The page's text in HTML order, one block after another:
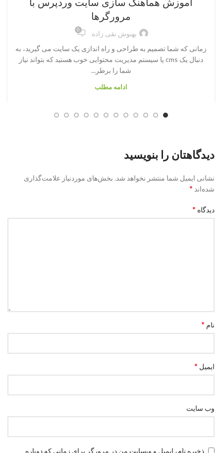
مرورگرها
بهنوش نقی زاده 0
زمانی که شما تصمیم به طراحی و راه اندازی یک سایت می گیرید، به
دنبال یک cms یا سیستم مدیریت محتوایی خوب هستید که بتواند نیاز
شما را برطر...
ادامه مطلب
دیدگاهتان را بنویسید
نشانی ایمیل شما منتشر نخواهد شد. بخش‌های موردنیاز علامت‌گذاری
شده‌اند *
دیدگاه *
نام *
ایمیل *
وب‌ سایت
ذخیره نام، ایمیل و وبسایت من در مرورگر برای زمانی که دوباره